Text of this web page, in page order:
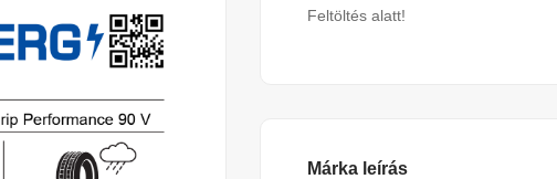
Feltöltés alatt!
Márka leírás